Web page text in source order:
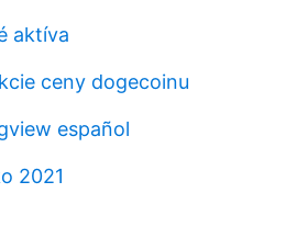
aktíva
ceny dogecoinu
español
2021